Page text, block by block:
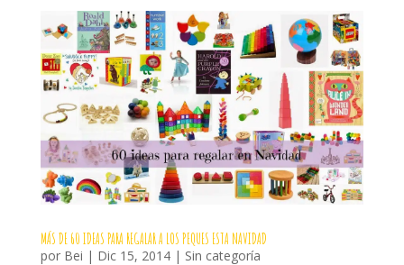
MÁS DE 60 IDEAS PARA REGALAR A LOS PEQUES ESTA NAVIDAD
por Bei | Dic 15, 2014| Sin categoría